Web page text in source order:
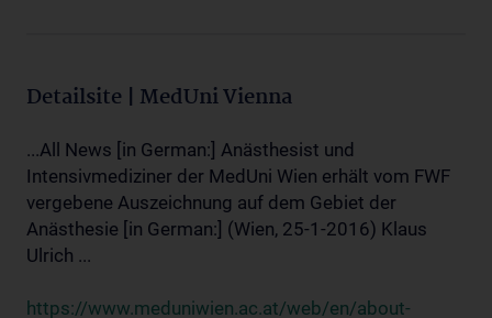
Detailsite | MedUni Vienna
...All News [in German:] Anästhesist und
Intensivmediziner der MedUni Wien erhält vom FWF
vergebene Auszeichnung auf dem Gebiet der
Anästhesie [in German:] (Wien, 25-1-2016) Klaus
Ulrich ...
https://www.meduniwien.ac.at/web/en/about-